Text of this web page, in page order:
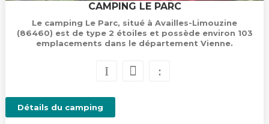
CAMPING LE PARC
Le camping Le Parc, situé à Availles-Limouzine
(86460) est de type 2 étoiles et possède environ 103
emplacements dans le département Vienne.
Détails du camping